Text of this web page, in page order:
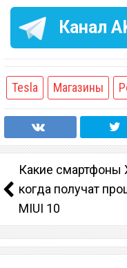
Канал
Tesla Магазины
Какие смартфоны
когда получат
MIUI 10